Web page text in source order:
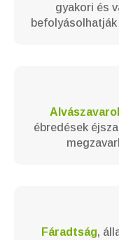
gyakori és
ébredések
Fáradtság,